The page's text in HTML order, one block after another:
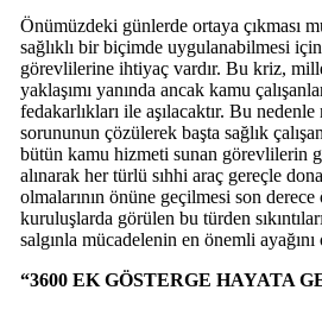
Önümüzdeki günlerde ortaya çıkması
sağlıklı bir biçimde uygulanabilmesi
görevlilerine ihtiyaç vardır. Bu kriz,
yaklaşımı yanında ancak kamu
fedakarlıkları ile aşılacaktır. Bu
sorununun çözülerek başta sağlık
bütün kamu hizmeti sunan görevlilerin
alınarak her türlü sıhhi araç gereçle
olmalarının önüne geçilmesi son
kuruluşlarda görülen bu türden
salgınla mücadelenin en önemli ayağını
“3600 EK GÖSTERGE HAYATA